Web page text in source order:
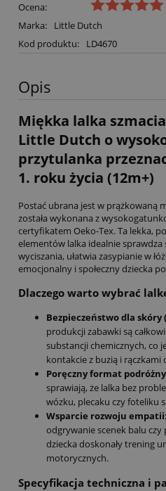
Ocena:
Marka:
Little Dutch
Kod produktu:
LD4670
Opis
Miękka lalka
Little Dutch o
przytulanka
1. roku życia (12m+)
Postać ubrana jest w prążkowaną
została wykonana z
certyfikatem Oeko-Tex. Ta lekka,
elementów lalka idealnie
wyciszania, ułatwia zasypianie w
emocjonalny i społeczny dziecka
Dlaczego warto wybrać
Bezpieczeństwo dla skóry
produkcji zabawki są
substancji chemicznych, co
kontakcie z buzią i rączkami
Poręczny format
sprawiają, że lalka bez
wózku, plecaku czy foteliku
Wsparcie rozwoju empatii:
odgrywanie scenek balu
dziecka doskonały trening
motorycznych.
Specyfikacja techniczna i